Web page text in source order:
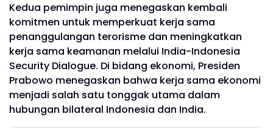
Kedua pemimpin juga menegaskan kembali
komitmen untuk memperkuat kerja sama
penanggulangan terorisme dan meningkatkan
kerja sama keamanan melalui India-Indonesia
Security Dialogue. Di bidang ekonomi, Presiden
Prabowo menegaskan bahwa kerja sama ekonomi
menjadi salah satu tonggak utama dalam
hubungan bilateral Indonesia dan India.